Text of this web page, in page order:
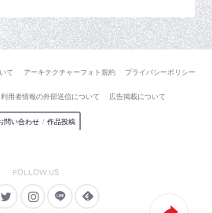
て アーキテクチャーフォト規約 プライバシーポリシー
利用者情報の外部送信について 広告掲載について
問い合わせ / 作品投稿